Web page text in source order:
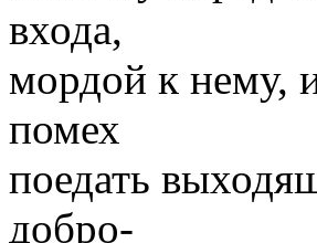
входа,
мордой к нему,
помех
поедать
добро-